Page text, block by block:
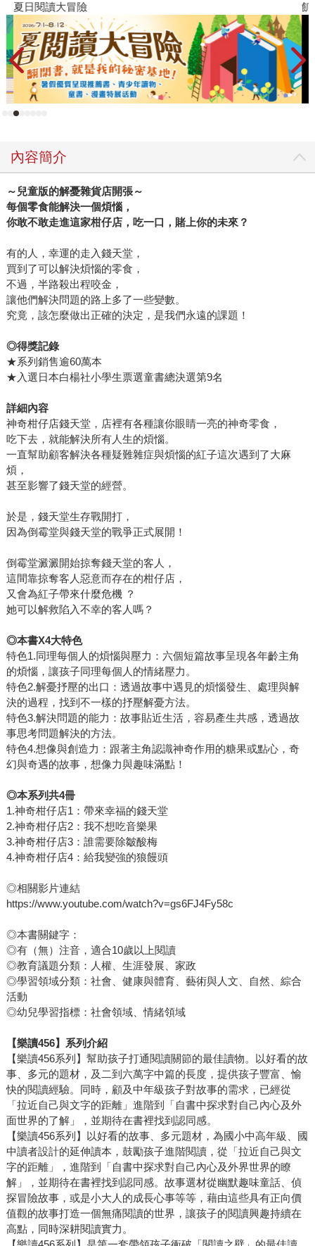
夏日閱讀大冒險 飢
內容簡介
～兒童版的解憂雜貨店開張～
每個零食能解決一個煩惱，
你敢不敢走進這家柑仔店，吃一口，賭上你的未來？
有的人，幸運的走入錢天堂，
買到了可以解決煩惱的零食，
不過，半路殺出程咬金，
讓他們解決問題的路上多了一些變數。
究竟，該怎麼做出正確的決定，是我們永遠的課題！
◎得獎記錄
★系列銷售逾60萬本
★入選日本白楊社小學生票選童書總決選第9名
詳細內容
神奇柑仔店錢天堂，店裡有各種讓你眼睛一亮的神奇零食，
吃下去，就能解決所有人生的煩惱。
一直幫助顧客解決各種疑難雜症與煩惱的紅子這次遇到了大麻
煩，
甚至影響了錢天堂的經營。
於是，錢天堂生存戰開打，
因為倒霉堂與錢天堂的戰爭正式展開！
倒霉堂澱澱開始掠奪錢天堂的客人，
這間靠掠奪客人惡意而存在的柑仔店，
又會為紅子帶來什麼危機 ？
她可以解救陷入不幸的客人嗎？
◎本書X4大特色
特色1.同理每個人的煩惱與壓力：六個短篇故事呈現各年齡主角
的煩惱，讓孩子同理每個人的情緒壓力。
特色2.解憂抒壓的出口：透過故事中遇見的煩惱發生、處理與解
決的過程，找到不一樣的抒壓解憂方法。
特色3.解決問題的能力：故事貼近生活，容易產生共感，透過故
事思考問題解決的方法。
特色4.想像與創造力：跟著主角認識神奇作用的糖果或點心，奇
幻與奇遇的故事，想像力與趣味滿點！
◎本系列共4冊
1.神奇柑仔店1：帶來幸福的錢天堂
2.神奇柑仔店2：我不想吃音樂果
3.神奇柑仔店3：誰需要除皺酸梅
4.神奇柑仔店4：給我變強的狼饅頭
◎相關影片連結
https://www.youtube.com/watch?v=gs6FJ4Fy58c
◎本書關鍵字：
◎有（無）注音，適合10歲以上閱讀
◎教育議題分類：人權、生涯發展、家政
◎學習領域分類：社會、健康與體育、藝術與人文、自然、綜合
活動
◎幼兒學習指標：社會領域、情緒領域
【樂讀456】系列介紹
【樂讀456系列】幫助孩子打通閱讀關節的最佳讀物。以好看的故
事、多元的題材，及二到六萬字中篇的長度，提供孩子豐富、愉
快的閱讀經驗。同時，顧及中年級孩子對故事的需求，已經從
「拉近自己與文字的距離」進階到「自書中探求對自己內心及外
面世界的了解」，並期待在書裡找到認同感。
【樂讀456系列】以好看的故事、多元題材，為國小中高年級、國
中讀者設計的延伸讀本，鼓勵孩子進階閱讀，從「拉近自己與文
字的距離」，進階到「自書中探求對自己內心及外界世界的瞭
解」，並期待在書裡找到認同感。故事選材從幽默趣味童話、偵
探冒險故事，或是小大人的成長心事等等，藉由這些具有正向價
值觀的故事打造一個無痛閱讀的世界，讓孩子的閱讀興趣持續在
高點，同時深耕閱讀實力。